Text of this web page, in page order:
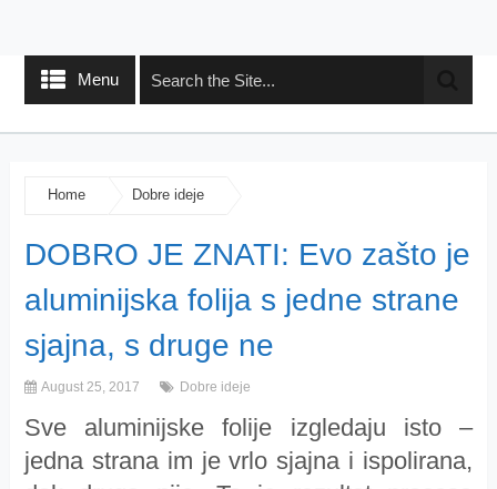
Menu
Home Dobre ideje
DOBRO JE ZNATI: Evo zašto je
aluminijska folija s jedne strane
sjajna, s druge ne
August 25, 2017 Dobre ideje
Sve aluminijske folije izgledaju isto –
jedna strana im je vrlo sjajna i ispolirana,